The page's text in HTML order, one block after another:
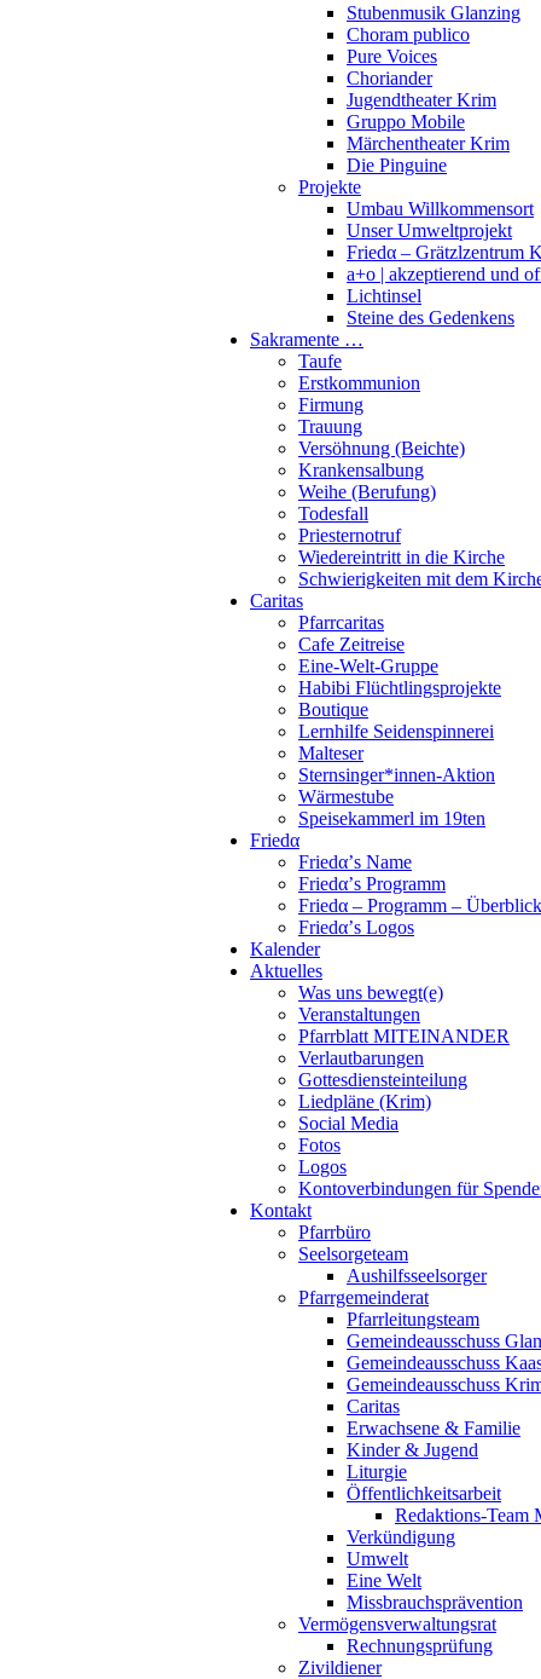
Stubenmusik Glanzing
Choram publico
Pure Voices
Choriander
Jugendtheater Krim
Gruppo Mobile
Märchentheater Krim
Die Pinguine
Projekte
Umbau Willkommensort
Unser Umweltprojekt
Friedα – Grätzlzentrum
a+o | akzeptierend und
Lichtinsel
Steine des Gedenkens
Sakramente …
Taufe
Erstkommunion
Firmung
Trauung
Versöhnung (Beichte)
Krankensalbung
Weihe (Berufung)
Todesfall
Priesternotruf
Wiedereintritt in die Kirche
Schwierigkeiten mit dem
Caritas
Pfarrcaritas
Cafe Zeitreise
Eine-Welt-Gruppe
Habibi Flüchtlingsprojekte
Boutique
Lernhilfe Seidenspinnerei
Malteser
Sternsinger*innen-Aktion
Wärmestube
Speisekammerl im 19ten
Friedα
Friedα’s Name
Friedα’s Programm
Friedα – Programm – Überblick
Friedα’s Logos
Kalender
Aktuelles
Was uns bewegt(e)
Veranstaltungen
Pfarrblatt MITEINANDER
Verlautbarungen
Gottesdiensteinteilung
Liedpläne (Krim)
Social Media
Fotos
Logos
Kontoverbindungen für
Kontakt
Pfarrbüro
Seelsorgeteam
Aushilfsseelsorger
Pfarrgemeinderat
Pfarrleitungsteam
Gemeindeausschuss
Gemeindeausschuss
Gemeindeausschuss
Caritas
Erwachsene & Familie
Kinder & Jugend
Liturgie
Öffentlichkeitsarbeit
Redaktions-Team
Verkündigung
Umwelt
Eine Welt
Missbrauchsprävention
Vermögensverwaltungsrat
Rechnungsprüfung
Zivildiener